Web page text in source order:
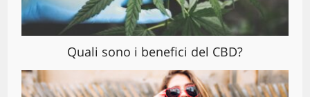
Quali sono i benefici del CBD?